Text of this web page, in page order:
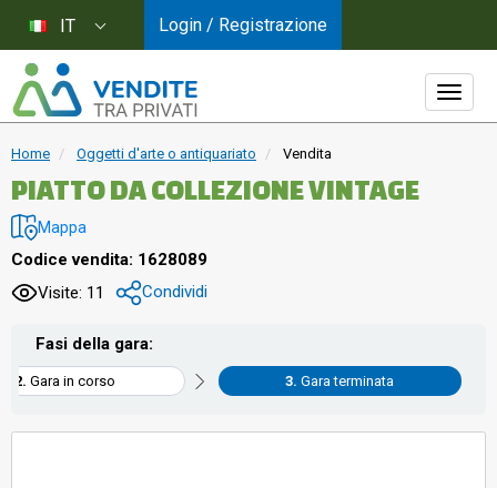
Home Oggetti d'arte o antiquariato Vendita
PIATTO DA COLLEZIONE VINTAGE
Mappa
Codice vendita: 1628089
Visite: 11
Condividi
Fasi della gara:
Gara in corso Gara terminata
IT Login / Registrazione